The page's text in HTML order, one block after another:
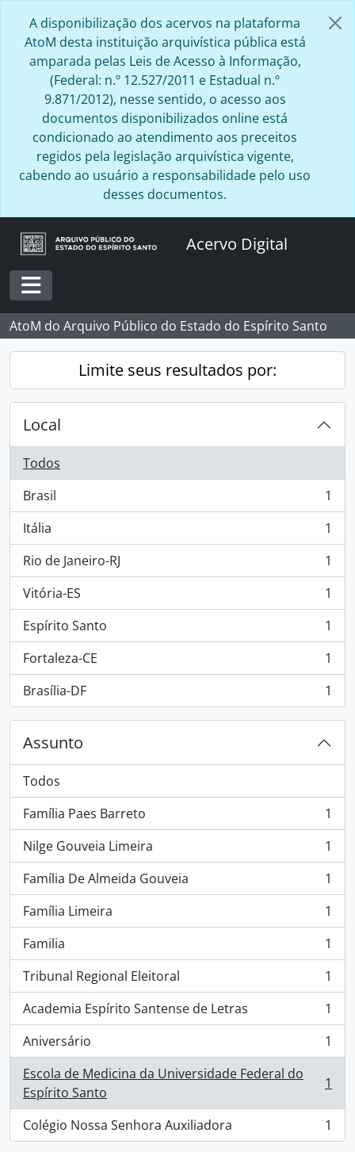
A disponibilização dos acervos na plataforma
AtoM desta instituição arquivística pública está
amparada pelas Leis de Acesso à Informação,
(Federal: n.º 12.527/2011 e Estadual n.º
9.871/2012), nesse sentido, o acesso aos
documentos disponibilizados online está
condicionado ao atendimento aos preceitos
regidos pela legislação arquivística vigente,
cabendo ao usuário a responsabilidade pelo uso
desses documentos.
Acervo Digital
Toggle navigation
AtoM do Arquivo Público do Estado do Espírito Santo
Limite seus resultados por:
Local
Todos
Brasil
, 1 resultados
1
Itália
, 1 resultados
1
Rio de Janeiro-RJ
, 1 resultados
1
Vitória-ES
, 1 resultados
1
Espírito Santo
, 1 resultados
1
Fortaleza-CE
, 1 resultados
1
Brasília-DF
, 1 resultados 1
Assunto
Todos
Família Paes Barreto
, 1 resultados
1
Nilge Gouveia Limeira
, 1 resultados
1
Família De Almeida Gouveia
, 1 resultados
1
Família Limeira
, 1 resultados
1
Familia
, 1 resultados
1
Tribunal Regional Eleitoral
, 1 resultados
1
Academia Espírito Santense de Letras
, 1 resultados
1
Aniversário
, 1 resultados
1
Escola de Medicina da Universidade Federal do
Espírito Santo
, 1 resultados 1
Colégio Nossa Senhora Auxiliadora
, 1 resultados 1